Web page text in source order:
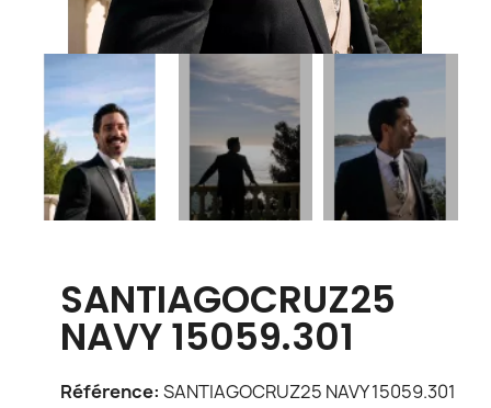
SANTIAGOCRUZ25
NAVY 15059.301
Référence SANTIAGOCRUZ25 NAVY 15059.301